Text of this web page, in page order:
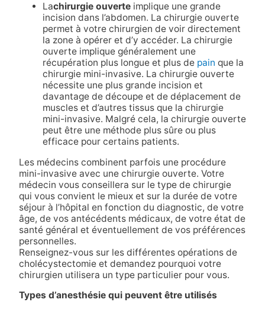
Lachirurgie ouverteimplique une grande
incision dans l’abdomen. La chirurgie ouverte
permet à votre chirurgien de voir directement
la zone à opérer et d’y accéder. La chirurgie
ouverte implique généralement une
récupération plus longue et plus de pain que la
chirurgie mini-invasive. La chirurgie ouverte
nécessite une plus grande incision et
davantage de découpe et de déplacement de
muscles et d’autres tissus que la chirurgie
mini-invasive. Malgré cela, la chirurgie ouverte
peut être une méthode plus sûre ou plus
efficace pour certains patients.
Les médecins combinent parfois une procédure
mini-invasive avec une chirurgie ouverte. Votre
médecin vous conseillera sur le type de chirurgie
qui vous convient le mieux et sur la durée de votre
séjour à l’hôpital en fonction du diagnostic, de votre
âge, de vos antécédents médicaux, de votre état de
santé général et éventuellement de vos préférences
personnelles.
Renseignez-vous sur les différentes opérations de
cholécystectomie et demandez pourquoi votre
chirurgien utilisera un type particulier pour vous.
Types d’anesthésie qui peuvent être utilisés